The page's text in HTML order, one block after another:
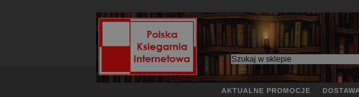
AKTUALNE PROMOCJE DOSTAWA